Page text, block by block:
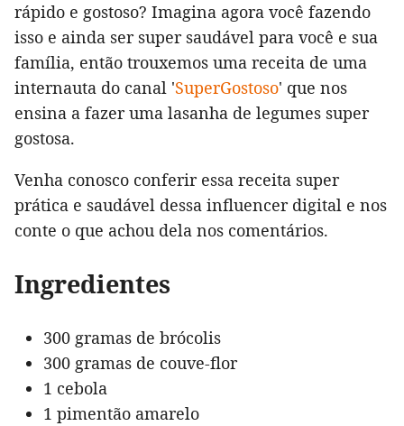
rápido e gostoso? Imagina agora você fazendo
isso e ainda ser super saudável para você e sua
família, então trouxemos uma receita de uma
internauta do canal 'SuperGostoso' que nos
ensina a fazer uma lasanha de legumes super
gostosa.
Venha conosco conferir essa receita super
prática e saudável dessa influencer digital e nos
conte o que achou dela nos comentários.
Ingredientes
300 gramas de brócolis
300 gramas de couve-flor
1 cebola
1 pimentão amarelo